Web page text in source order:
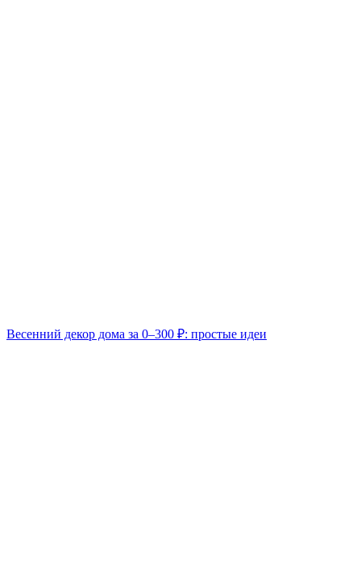
Весенний декор дома за 0–300 ₽: простые идеи